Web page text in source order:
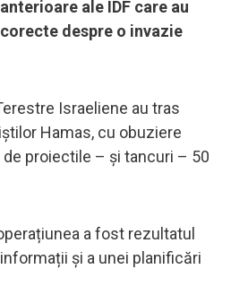
ale IDF care au
despre o invazie
Israeliene au tras
Hamas, cu obuziere
proiectile – şi tancuri – 50
a fost rezultatul
și a unei planificări